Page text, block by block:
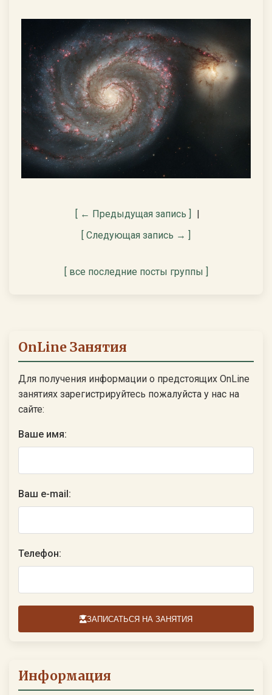
[ ← Предыдущая запись ]
[ Следующая запись → ]
[ все последние посты группы ]
OnLine Занятия
Для получения информации о предстоящих OnLine
занятиях зарегистрируйтесь пожалуйста у нас на
сайте:
Ваше имя:
Ваш e-mail:
Телефон:
ЗАПИСАТЬСЯ НА ЗАНЯТИЯ
Информация